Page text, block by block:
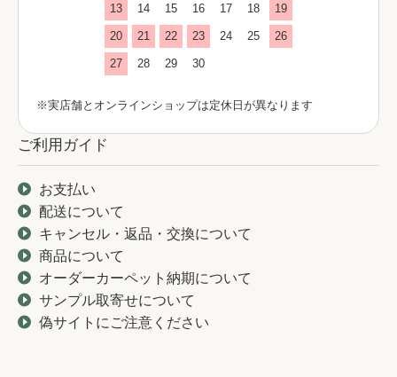
13 14 15 16 17 18 19
20 21 22 23 24 25 26
27 28 29 30
※実店舗とオンラインショップは定休日が異なります
ご利用ガイド
お支払い
配送について
キャンセル・返品・交換について
商品について
オーダーカーペット納期について
サンプル取寄せについて
偽サイトにご注意ください